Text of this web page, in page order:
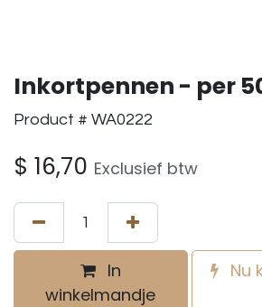
Inkortpennen - per
Product # WA0222
$ 16,70 Exclusief btw
In
winkelmandje
Nu